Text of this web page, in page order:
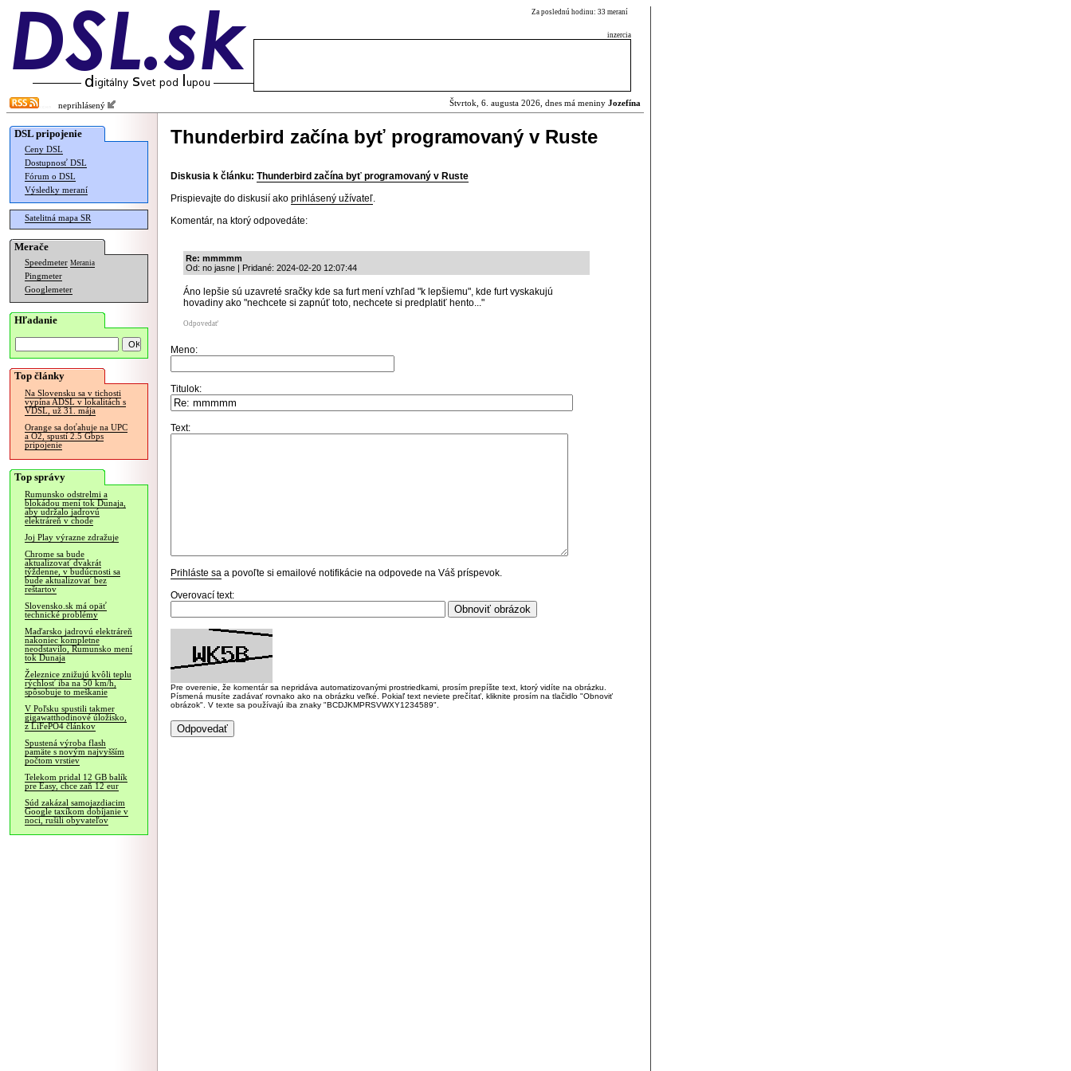
Za poslednú hodinu: 33 meraní
inzercia
neprihlásený Štvrtok, 6. augusta 2026, dnes má meniny Jozefína
DSL pripojenie
Ceny DSL
Dostupnosť DSL
Fórum o DSL
Výsledky meraní
Satelitná mapa SR
Merače
Speedmeter Merania
Pingmeter
Googlemeter
Hľadanie
Top články
Na Slovensku sa v tichosti
vypína ADSL v lokalitách s
VDSL, už 31. mája
Orange sa doťahuje na UPC
a O2, spustí 2.5 Gbps
pripojenie
Top správy
Rumunsko odstrelmi a
blokádou mení tok Dunaja,
aby udržalo jadrovú
elektráreň v chode
Joj Play výrazne zdražuje
Chrome sa bude
aktualizovať dvakrát
týždenne, v budúcnosti sa
bude aktualizovať bez
reštartov
Slovensko.sk má opäť
technické problémy
Maďarsko jadrovú elektráreň
nakoniec kompletne
neodstavilo, Rumunsko mení
tok Dunaja
Železnice znižujú kvôli teplu
rýchlosť iba na 50 km/h,
spôsobuje to meškanie
V Poľsku spustili takmer
gigawatthodinové úložisko,
z LiFePO4 článkov
Spustená výroba flash
pamäte s novým najvyšším
počtom vrstiev
Telekom pridal 12 GB balík
pre Easy, chce zaň 12 eur
Súd zakázal samojazdiacim
Google taxíkom dobíjanie v
noci, rušili obyvateľov
Thunderbird začína byť programovaný v Ruste
Diskusia k článku: Thunderbird začína byť programovaný v Ruste
Prispievajte do diskusií ako prihlásený užívateľ.
Komentár, na ktorý odpovedáte:
Re: mmmmm
Od: no jasne | Pridané: 2024-02-20 12:07:44
Áno lepšie sú uzavreté sračky kde sa furt mení vzhľad "k lepšiemu", kde furt vyskakujú
hovadiny ako "nechcete si zapnúť toto, nechcete si predplatiť hento..."
Odpovedať
Meno:
Titulok:
Text:
Prihláste sa a povoľte si emailové notifikácie na odpovede na Váš príspevok.
Overovací text:
Pre overenie, že komentár sa nepridáva automatizovanými prostriedkami, prosím prepíšte text, ktorý vidíte na obrázku.
Písmená musíte zadávať rovnako ako na obrázku veľké. Pokiaľ text neviete prečítať, kliknite prosím na tlačidlo "Obnoviť
obrázok". V texte sa používajú iba znaky "BCDJKMPRSVWXY1234589".